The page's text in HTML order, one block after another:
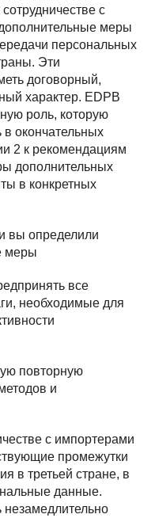
с
меры
персональных
Эти
договорный,
характер. EDPB
роль, которую
в окончательных
2 к рекомендациям
дополнительных
в конкретных
вы определили
меры
все
необходимые для
повторную
и
с импортерами
промежутки
в третьей стране, в
данные.